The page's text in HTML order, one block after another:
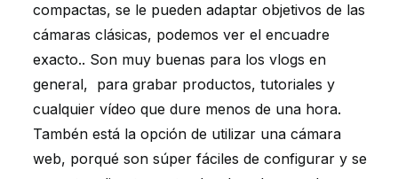
compactas, se le pueden adaptar objetivos de las
cámaras clásicas, podemos ver el encuadre
exacto.. Son muy buenas para los vlogs en
general, para grabar productos, tutoriales y
cualquier vídeo que dure menos de una hora.
Tambén está la opción de utilizar una cámara
web, porqué son súper fáciles de configurar y se